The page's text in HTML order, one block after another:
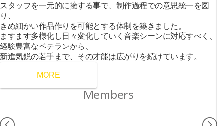
スタッフを一元的に擁する事で、制作過程での意思統一を図
り、
きめ細かい作品作りを可能とする体制を築きました。
ますます多様化し日々変化していく音楽シーンに対応すべく、
経験豊富なベテランから、
新進気鋭の若手まで、その才能は広がりを続けています。
MORE
Members